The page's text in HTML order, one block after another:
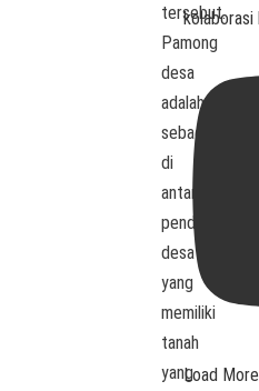
tersebut.
Pamong
desa
adalah
sebagian
di
antara
penduduk
desa
yang
memiliki
tanah
yangLoad